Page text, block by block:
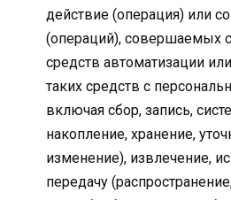
действие (операция) или
(операций), совершаемых
средств автоматизации
таких средств с
включая сбор, запись,
накопление, хранение,
изменение), извлечение,
передачу